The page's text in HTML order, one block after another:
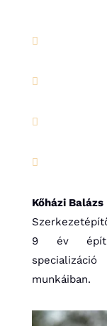




Kőházi Balázs
9 év
munkáiban.